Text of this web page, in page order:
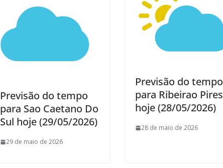
Previsão do tempo
para Sao Caetano Do
Sul hoje (29/05/2026)
29 de maio de 2026
Previsão do tempo
para Ribeirao Pires
hoje (28/05/2026)
28 de maio de 2026